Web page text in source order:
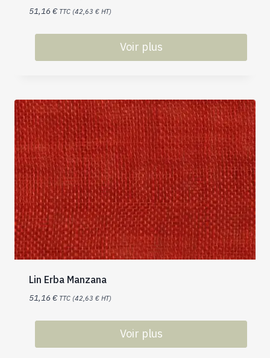
51,16 € TTC (42,63 € HT)
Voir plus
Lin Erba Manzana
51,16 € TTC (42,63 € HT)
Voir plus